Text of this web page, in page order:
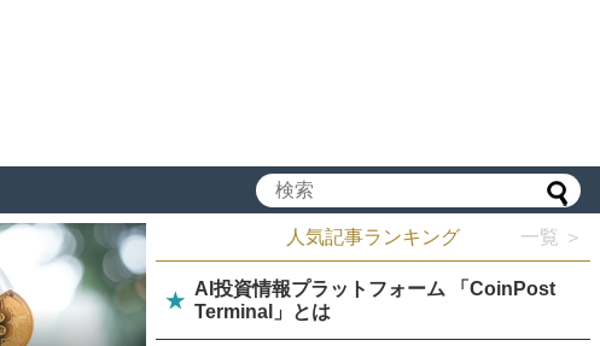
人気記事ランキング 一覧 ＞
★
AI投資情報プラットフォーム 「CoinPost
Terminal」とは